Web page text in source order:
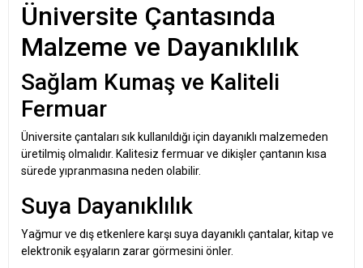
Üniversite Çantasında
Malzeme ve Dayanıklılık
Sağlam Kumaş ve Kaliteli
Fermuar
Üniversite çantaları sık kullanıldığı için dayanıklı malzemeden
üretilmiş olmalıdır. Kalitesiz fermuar ve dikişler çantanın kısa
sürede yıpranmasına neden olabilir.
Suya Dayanıklılık
Yağmur ve dış etkenlere karşı suya dayanıklı çantalar, kitap ve
elektronik eşyaların zarar görmesini önler.